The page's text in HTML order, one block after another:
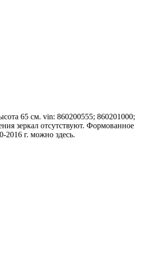
65 см. vin: 860200555; 860201000;
зеркал отсутствуют. Формованное
2016 г. можно здесь.